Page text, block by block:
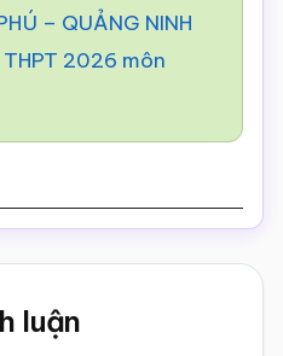
– QUẢNG NINH
2026 môn
luận